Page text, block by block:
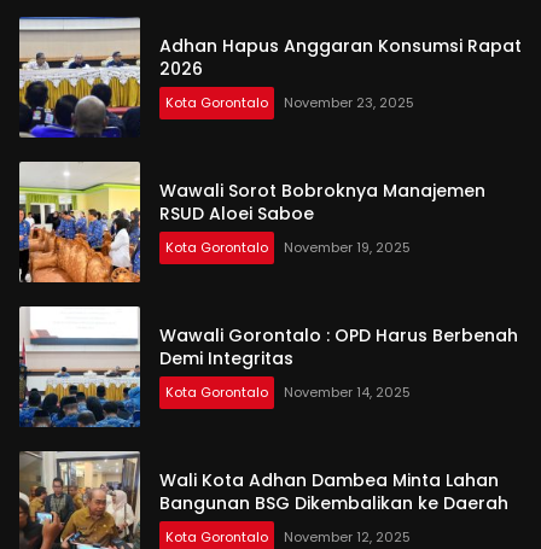
Adhan Hapus Anggaran Konsumsi Rapat
2026
Kota Gorontalo November 23, 2025
Wawali Sorot Bobroknya Manajemen
RSUD Aloei Saboe
Kota Gorontalo November 19, 2025
Wawali Gorontalo : OPD Harus Berbenah
Demi Integritas
Kota Gorontalo November 14, 2025
Wali Kota Adhan Dambea Minta Lahan
Bangunan BSG Dikembalikan ke Daerah
Kota Gorontalo November 12, 2025